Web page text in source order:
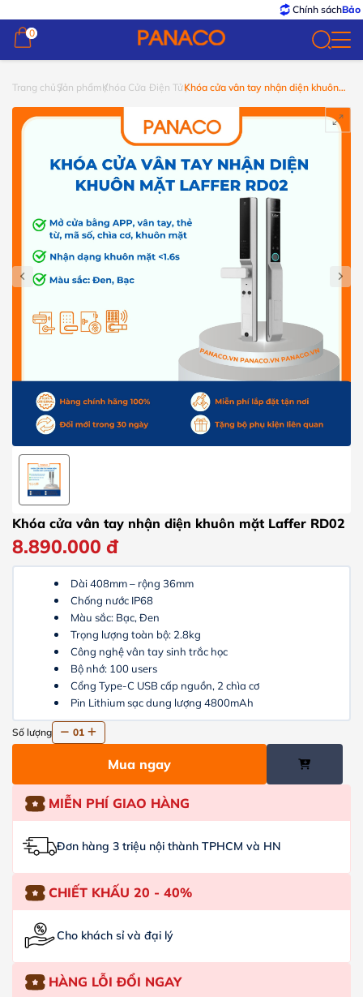
Chính sáchBảo hành
0
0
Trang chủ Sản phẩmKhóa Cửa Điện TửKhóa cửa vân tay nhận diện khuôn
Khóa cửa vân tay nhận diện khuôn mặt Laffer RD02
8.890.000 đ
Dài 408mm – rộng 36mm
Chống nước IP68
Màu sắc: Bạc, Đen
Trọng lượng toàn bộ: 2.8kg
Công nghệ vân tay sinh trắc học
Bộ nhớ: 100 users
Cổng Type-C USB cấp nguồn, 2 chìa cơ
Pin Lithium sạc dung lượng 4800mAh
Số lượng 01
Mua ngay
MIỄN PHÍ GIAO HÀNG
Đơn hàng 3 triệu nội thành TPHCM và HN
CHIẾT KHẤU 20 - 40%
Cho khách sỉ và đại lý
HÀNG LỖI ĐỔI NGAY